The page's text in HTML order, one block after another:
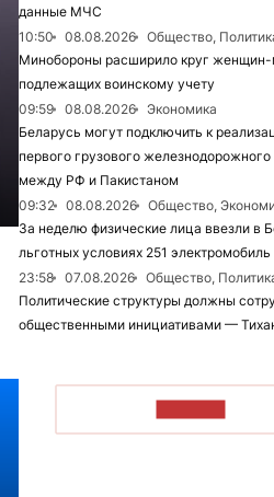
данные МЧС
10:50
08.08.2026
Общество,
Минобороны расширило круг женщин-
подлежащих воинскому учету
09:59
08.08.2026
Экономика
Беларусь могут подключить к
первого грузового
между РФ и Пакистаном
09:32
08.08.2026
Общество,
За неделю физические лица ввезли в
льготных условиях 251 электромобиль
23:58
07.08.2026
Общество,
Политические структуры должны
общественными инициативами —